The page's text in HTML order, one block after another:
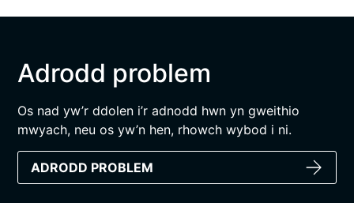
Adrodd problem
Os nad yw’r ddolen i’r adnodd hwn yn gweithio
mwyach, neu os yw’n hen, rhowch wybod i ni.
ADRODD PROBLEM